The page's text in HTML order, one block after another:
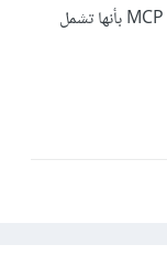
سمعت عن إحدى شهادات مايكروسوفت وتدعى MCP بأنها تشمل